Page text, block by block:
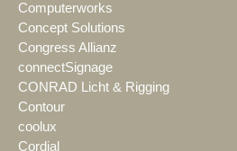
Computerworks
Concept Solutions
Congress Allianz
connectSignage
CONRAD Licht & Rigging
Contour
coolux
Cordial